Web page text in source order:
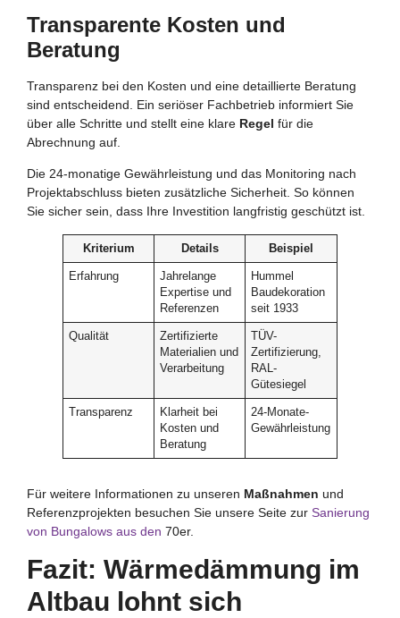
Transparente Kosten und
Beratung
Transparenz bei den Kosten und eine detaillierte Beratung
sind entscheidend. Ein seriöser Fachbetrieb informiert Sie
über alle Schritte und stellt eine klare Regel für die
Abrechnung auf.
Die 24-monatige Gewährleistung und das Monitoring nach
Projektabschluss bieten zusätzliche Sicherheit. So können
Sie sicher sein, dass Ihre Investition langfristig geschützt ist.
Kriterium Details Beispiel
Erfahrung
Jahrelange
Expertise und
Referenzen
Hummel
Baudekoration
seit 1933
Qualität
Zertifizierte
Materialien und
Verarbeitung
TÜV-
Zertifizierung,
RAL-
Gütesiegel
Transparenz
Klarheit bei
Kosten und
Beratung
24-Monate-
Gewährleistung
Für weitere Informationen zu unseren Maßnahmen und
Referenzprojekten besuchen Sie unsere Seite zur Sanierung
von Bungalows aus den 70er.
Fazit: Wärmedämmung im
Altbau lohnt sich